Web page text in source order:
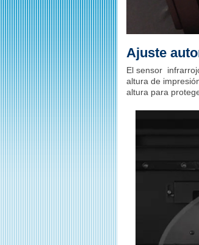
Ajuste
El sensor
altura de
altura para